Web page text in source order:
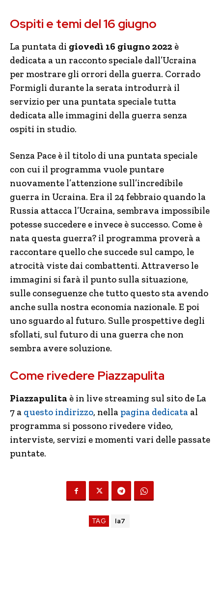
Ospiti e temi del 16 giugno
La puntata di giovedì 16 giugno 2022 è
dedicata a un racconto speciale dall’Ucraina
per mostrare gli orrori della guerra. Corrado
Formigli durante la serata introdurrà il
servizio per una puntata speciale tutta
dedicata alle immagini della guerra senza
ospiti in studio.
Senza Pace è il titolo di una puntata speciale
con cui il programma vuole puntare
nuovamente l’attenzione sull’incredibile
guerra in Ucraina. Era il 24 febbraio quando la
Russia attacca l’Ucraina, sembrava impossibile
potesse succedere e invece è successo. Come è
nata questa guerra? il programma proverà a
raccontare quello che succede sul campo, le
atrocità viste dai combattenti. Attraverso le
immagini si farà il punto sulla situazione,
sulle conseguenze che tutto questo sta avendo
anche sulla nostra economia nazionale. E poi
uno sguardo al futuro. Sulle prospettive degli
sfollati, sul futuro di una guerra che non
sembra avere soluzione.
Come rivedere Piazzapulita
Piazzapulita è in live streaming sul sito de La
7 a questo indirizzo, nella pagina dedicata al
programma si possono rivedere video,
interviste, servizi e momenti vari delle passate
puntate.
TAG la7